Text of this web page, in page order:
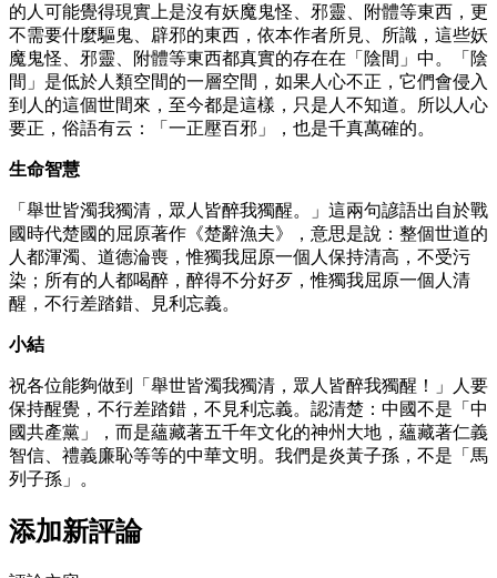
的人可能覺得現實上是沒有妖魔鬼怪、邪靈、附體等東西，更
不需要什麼驅鬼、辟邪的東西，依本作者所見、所識，這些妖
魔鬼怪、邪靈、附體等東西都真實的存在在「陰間」中。「陰
間」是低於人類空間的一層空間，如果人心不正，它們會侵入
到人的這個世間來，至今都是這樣，只是人不知道。所以人心
要正，俗語有云：「一正壓百邪」，也是千真萬確的。
生命智慧
「舉世皆濁我獨清，眾人皆醉我獨醒。」這兩句諺語出自於戰
國時代楚國的屈原著作《楚辭漁夫》，意思是說：整個世道的
人都渾濁、道德淪喪，惟獨我屈原一個人保持清高，不受污
染；所有的人都喝醉，醉得不分好歹，惟獨我屈原一個人清
醒，不行差踏錯、見利忘義。
小結
祝各位能夠做到「舉世皆濁我獨清，眾人皆醉我獨醒！」人要
保持醒覺，不行差踏錯，不見利忘義。認清楚：中國不是「中
國共產黨」，而是蘊藏著五千年文化的神州大地，蘊藏著仁義
智信、禮義廉恥等等的中華文明。我們是炎黃子孫，不是「馬
列子孫」。
添加新評論